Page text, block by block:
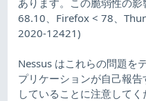
68.10、Firefox < 78、
2020-12421)
Nessus はこれらの問題を
プリケーションが自己報
していることに注意してく